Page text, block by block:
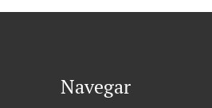
Navegar